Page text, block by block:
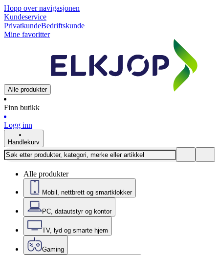
Hopp over navigasjonen
Kundeservice
PrivatkundeBedriftskunde
Mine favoritter
Alle produkter
Finn butikk
Logg inn
Handlekurv
Alle produkter
Mobil, nettbrett og smartklokker
PC, datautstyr og kontor
TV, lyd og smarte hjem
Gaming